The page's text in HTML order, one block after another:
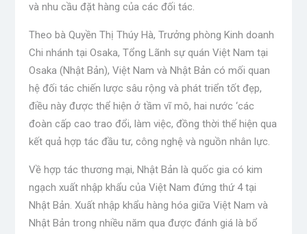
và nhu cầu đặt hàng của các đối tác.
Theo bà Quyền Thị Thúy Hà, Trưởng phòng Kinh doanh
Chi nhánh tại Osaka, Tổng Lãnh sự quán Việt Nam tại
Osaka (Nhật Bản), Việt Nam và Nhật Bản có mối quan
hệ đối tác chiến lược sâu rộng và phát triển tốt đẹp,
điều này được thể hiện ở tầm vĩ mô, hai nước ‘các
đoàn cấp cao trao đổi, làm việc, đồng thời thể hiện qua
kết quả hợp tác đầu tư, công nghệ và nguồn nhân lực.
Về hợp tác thương mại, Nhật Bản là quốc gia có kim
ngạch xuất nhập khẩu của Việt Nam đứng thứ 4 tại
Nhật Bản. Xuất nhập khẩu hàng hóa giữa Việt Nam và
Nhật Bản trong nhiều năm qua được đánh giá là bổ